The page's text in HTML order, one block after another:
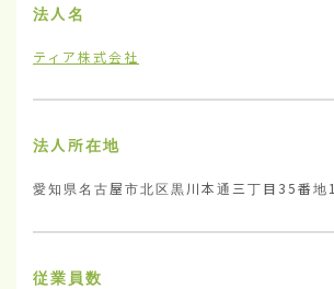
法人名
ティア株式会社
法人所在地
愛知県名古屋市北区黒川本通三丁目35番地1
従業員数